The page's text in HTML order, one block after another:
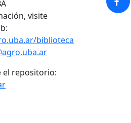
visite
biblioteca
el repositorio: